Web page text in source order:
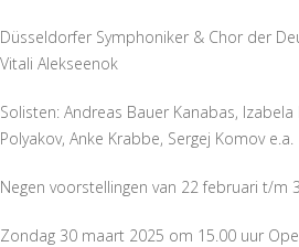
Düsseldorfer Symphoniker & Chor der
Vitali Alekseenok
Solisten: Andreas Bauer Kanabas, Izabela
Polyakov, Anke Krabbe, Sergej Komov e.a.
Negen voorstellingen van 22 februari t/m
Zondag 30 maart 2025 om 15.00 uur